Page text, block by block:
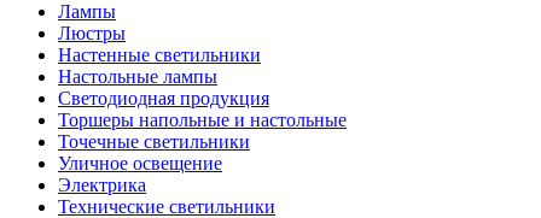
Лампы
Люстры
Настенные светильники
Настольные лампы
Светодиодная продукция
Торшеры напольные и настольные
Точечные светильники
Уличное освещение
Электрика
Технические светильники